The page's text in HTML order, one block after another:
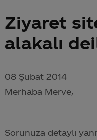
Coca-Cola nerenin malı?
Ziyaret
alakalı
08 Şubat 2014
Merhaba Merve,
Sorunuza detaylı